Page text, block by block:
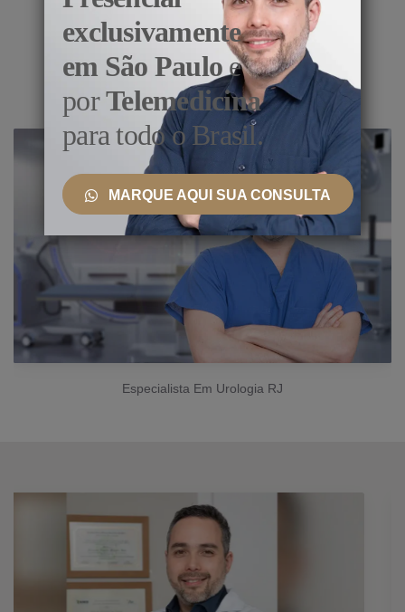
Conheça as Especialidades
Especialista Em Urologia RJ
exclusivamente
em São Pauloe
porTelemedicina
para todo o Brasil.
MARQUE AQUI SUA CONSULTA